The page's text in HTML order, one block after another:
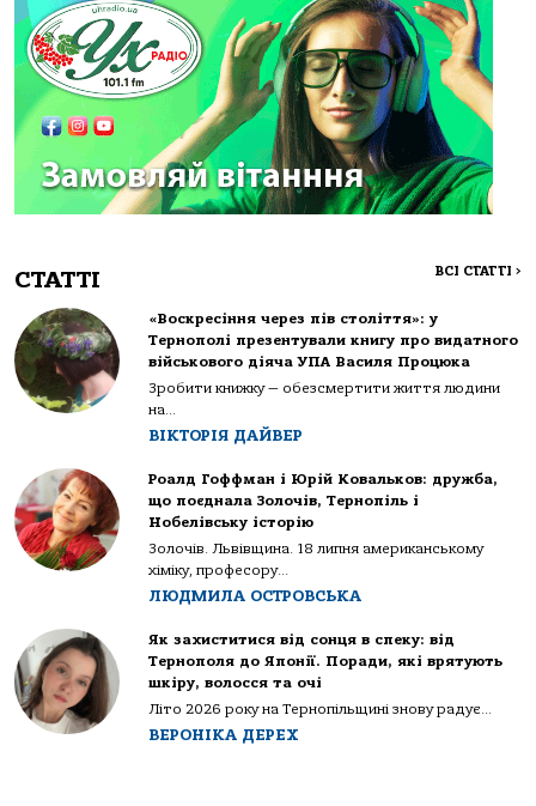
СТАТТІ ВСІ СТАТТІ >
«Воскресіння через пів століття»: у
Тернополі презентували книгу про видатного
військового діяча УПА Василя Процюка
Зробити книжку — обезсмертити життя людини
на...
ВІКТОРІЯ ДАЙВЕР
Роалд Гоффман і Юрій Ковальков: дружба,
що поєднала Золочів, Тернопіль і
Нобелівську історію
Золочів. Львівщина. 18 липня американському
хіміку, професору...
ЛЮДМИЛА ОСТРОВСЬКА
Як захиститися від сонця в спеку: від
Тернополя до Японії. Поради, які врятують
шкіру, волосся та очі
Літо 2026 року на Тернопільщині знову радує...
ВЕРОНІКА ДЕРЕХ